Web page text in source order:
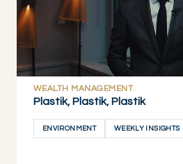
WEALTH MANAGEMENT
Plastik, Plastik, Plastik
ENVIRONMENT WEEKLY INSIGHTS